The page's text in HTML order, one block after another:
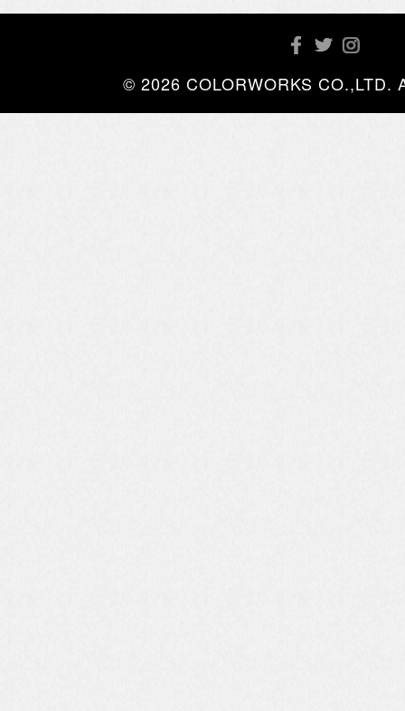
© 2026 COLORWORKS CO.,LTD.